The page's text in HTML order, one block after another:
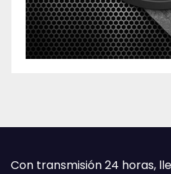
Con transmisión 24 horas,